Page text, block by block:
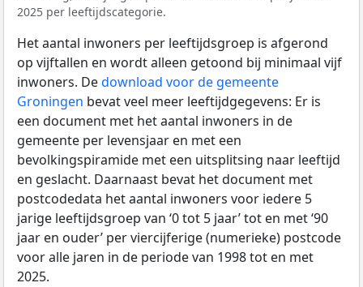
2025 per leeftijdscategorie.
Het aantal inwoners per leeftijdsgroep is afgerond
op vijftallen en wordt alleen getoond bij minimaal vijf
inwoners. Dedownload voor de gemeente
Groningen bevat veel meer leeftijdgegevens: Er is
een document met het aantal inwoners in de
gemeente per levensjaar en met een
bevolkingspiramide met een uitsplitsing naar leeftijd
en geslacht. Daarnaast bevat het document met
postcodedata het aantal inwoners voor iedere 5
jarige leeftijdsgroep van ‘0 tot 5 jaar’ tot en met ‘90
jaar en ouder’ per viercijferige (numerieke) postcode
voor alle jaren in de periode van 1998 tot en met
2025.